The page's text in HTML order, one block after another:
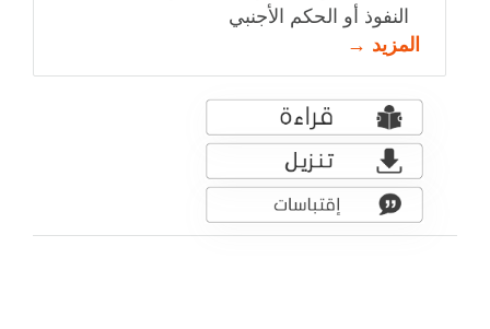
النفوذ أو الحكم الأجنبي
المزيد →